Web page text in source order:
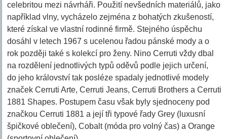
celebritou mezi návrháři. Použití nevšedních materiálů, jako
například vlny, vycházelo zejména z bohatých zkušeností,
které získal ve vlastní rodinné firmě. Stejného úspěchu
dosáhl v letech 1967 s ucelenou řadou pánské mody a o
rok později také s kolekcí pro ženy. Nino Cerruti vždy dbal
na rozdělení jednotlivých typů oděvů podle jejich určení,
do jeho království tak posléze spadaly jednotlivé modely
značek Cerruti Arte, Cerruti Jeans, Cerruti Brothers a Cerruti
1881 Shapes. Postupem času však byly sjednoceny pod
značkou Cerruti 1881 a její tři typové řady Grey (luxusní
špičkové oblečení), Cobalt (móda pro volný čas) a Orange